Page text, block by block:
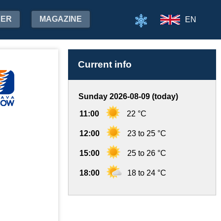
MAGAZINE EN
Current info
Sunday 2026-08-09 (today)
11:00 22 °C
12:00 23 to 25 °C
15:00 25 to 26 °C
18:00 18 to 24 °C